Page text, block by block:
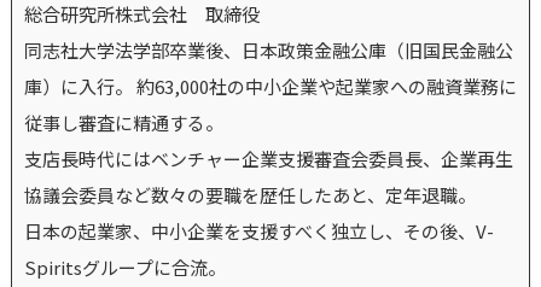
総合研究所株式会社 取締役
同志社大学法学部卒業後、日本政策金融公庫（旧国民金融公
庫）に入行。 約63,000社の中小企業や起業家への融資業務に
従事し審査に精通する。
支店長時代にはベンチャー企業支援審査会委員長、企業再生
協議会委員など数々の要職を歴任したあと、定年退職。
日本の起業家、中小企業を支援すべく独立し、その後、V-
Spiritsグループに合流。